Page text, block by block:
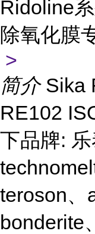
Ridoline
除氧化膜
>
简介 Sika
RE102
下品牌: 乐
teroson、
bonderite